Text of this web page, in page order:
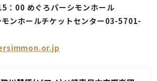
：00 めぐろパーシモンホール
ンホールチケットセンター03-5701-